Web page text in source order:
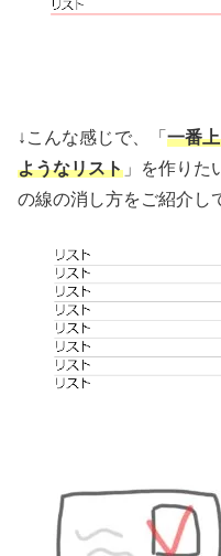
↓こんな感じで、「 一番
ようなリスト 」を作りた
の線の消し方をご紹介し